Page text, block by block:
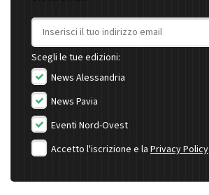
Indirizzo email
Scegli le tue edizioni:
News Alessandria
News Pavia
Eventi Nord-Ovest
Accetto l'iscrizione e la Privacy Policy